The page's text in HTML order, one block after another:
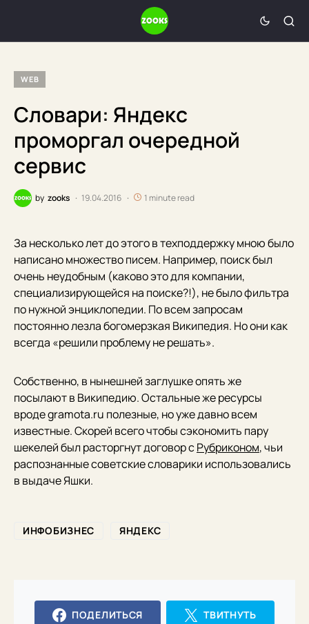
WEB
Словари: Яндекс
проморгал очередной
сервис
by zooks 19.04.2016 1 minute read
За несколько лет до этого в техподдержку мною было
написано множество писем. Например, поиск был
очень неудобным (каково это для компании,
специализирующейся на поиске?!), не было фильтра
по нужной энциклопедии. По всем запросам
постоянно лезла богомерзкая Википедия. Но они как
всегда «решили проблему не решать».
Собственно, в нынешней заглушке опять же
посылают в Википедию. Остальные же ресурсы
вроде gramota.ru полезные, но уже давно всем
известные. Скорей всего чтобы сэкономить пару
шекелей был расторгнут договор сРубриконом, чьи
распознанные советские словарики использовались
в выдаче Яшки.
ИНФОБИЗНЕС ЯНДЕКС
ПОДЕЛИТЬСЯ ТВИТНУТЬ